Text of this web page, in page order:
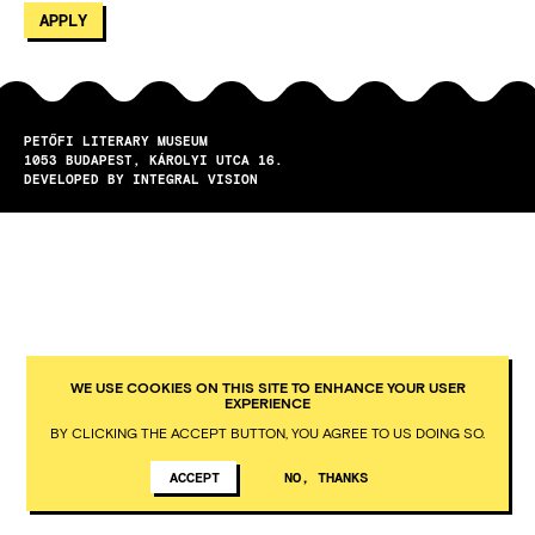
PETŐFI LITERARY MUSEUM
1053
BUDAPEST
KÁROLYI UTCA 16.
DEVELOPED BY INTEGRAL VISION
WE USE COOKIES ON THIS SITE TO ENHANCE YOUR USER
EXPERIENCE
BY CLICKING THE ACCEPT BUTTON, YOU AGREE TO US DOING SO.
ACCEPT NO, THANKS